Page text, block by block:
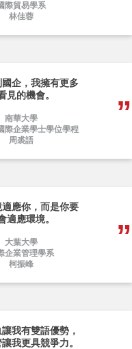
際貿易學系
林佳蓉
企，我擁有更多
見的機會。
南華大學
際企業學士學位學程
周裘語
應你，而是你要
適應環境。
大葉大學
企業管理學系
柯振峰
我有雙語優勢，
我更具競爭力。